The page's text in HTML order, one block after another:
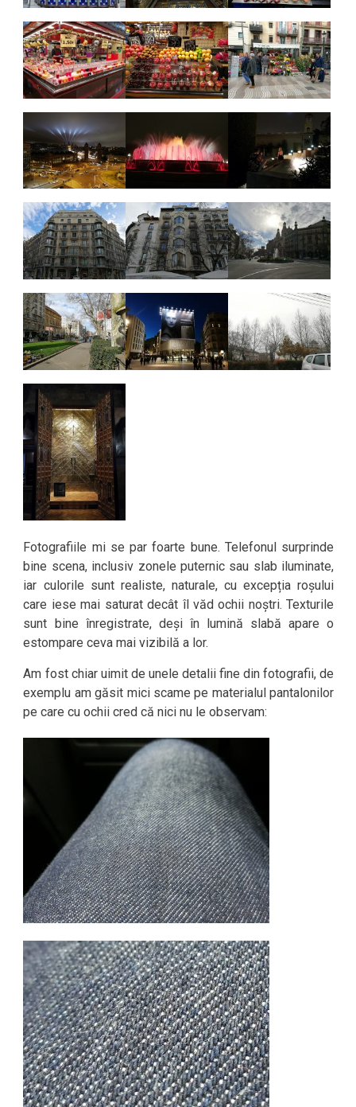
Fotografiile mi se par foarte bune. Telefonul surprinde
bine scena, inclusiv zonele puternic sau slab iluminate,
iar culorile sunt realiste, naturale, cu excepția roșului
care iese mai saturat decât îl văd ochii noștri. Texturile
sunt bine înregistrate, deși în lumină slabă apare o
estompare ceva mai vizibilă a lor.
Am fost chiar uimit de unele detalii fine din fotografii, de
exemplu am găsit mici scame pe materialul pantalonilor
pe care cu ochii cred că nici nu le observam: